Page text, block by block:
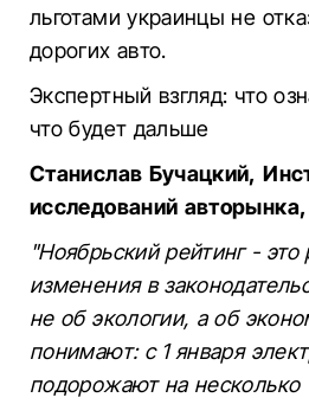
льготами украинцы не
дорогих авто.
Экспертный взгляд: что
что будет дальше
Станислав Бучацкий,
исследований
"Ноябрьский рейтинг -
изменения в
не об экологии, а об
понимают: с 1 января
подорожают на несколько